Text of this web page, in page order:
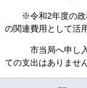
※令和2年度の政務
の関連費用として活
市当局へ申し入れ
ての支出はありません